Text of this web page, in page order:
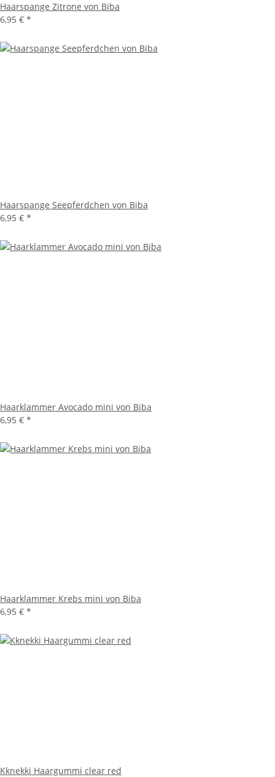
Haarspange Zitrone von Biba
6,95 € *
Haarspange Seepferdchen von Biba
6,95 € *
Haarklammer Avocado mini von Biba
6,95 € *
Haarklammer Krebs mini von Biba
6,95 € *
Kknekki Haargummi clear red